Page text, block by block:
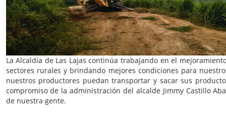
La Alcaldía de Las Lajas continúa trabajando en el
sectores rurales y brindando mejores condiciones para
nuestros productores puedan transportar y sacar sus
compromiso de la administración del alcalde Jimmy Castillo
de nuestra gente.